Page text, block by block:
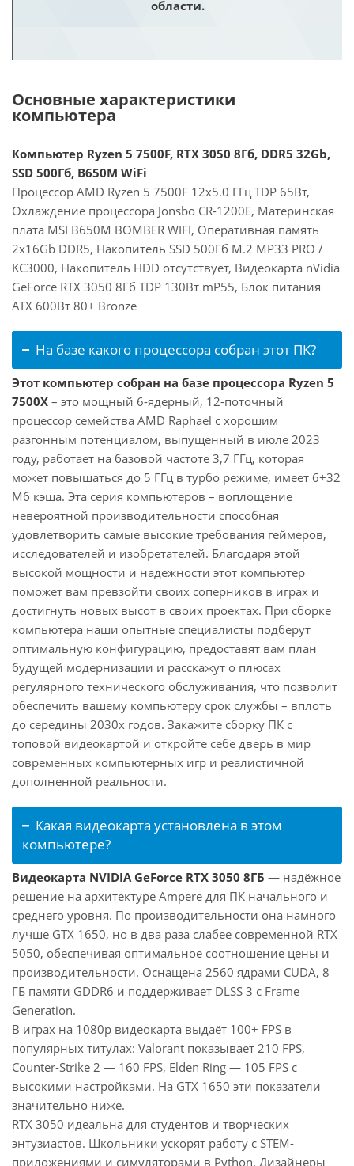
области.
Основные характеристики
компьютера
Компьютер Ryzen 5 7500F, RTX 3050 8Гб, DDR5 32Gb,
SSD 500Гб, B650M WiFi
Процессор AMD Ryzen 5 7500F 12x5.0 ГГц TDP 65Вт,
Охлаждение процессора Jonsbo CR-1200E, Материнская
плата MSI B650M BOMBER WIFI, Оперативная память
2x16Gb DDR5, Накопитель SSD 500Гб M.2 MP33 PRO /
KC3000, Накопитель HDD отсутствует, Видеокарта nVidia
GeForce RTX 3050 8Гб TDP 130Вт mP55, Блок питания
ATX 600Вт 80+ Bronze
На базе какого процессора собран этот ПК?
Этот компьютер собран на базе процессора Ryzen 5
7500X – это мощный 6-ядерный, 12-поточный
процессор семейства AMD Raphael с хорошим
разгонным потенциалом, выпущенный в июле 2023
году, работает на базовой частоте 3,7 ГГц, которая
может повышаться до 5 ГГц в турбо режиме, имеет 6+32
Мб кэша. Эта серия компьютеров – воплощение
невероятной производительности способная
удовлетворить самые высокие требования геймеров,
исследователей и изобретателей. Благодаря этой
высокой мощности и надежности этот компьютер
поможет вам превзойти своих соперников в играх и
достигнуть новых высот в своих проектах. При сборке
компьютера наши опытные специалисты подберут
оптимальную конфигурацию, предоставят вам план
будущей модернизации и расскажут о плюсах
регулярного технического обслуживания, что позволит
обеспечить вашему компьютеру срок службы – вплоть
до середины 2030х годов. Закажите сборку ПК с
топовой видеокартой и откройте себе дверь в мир
современных компьютерных игр и реалистичной
дополненной реальности.
Какая видеокарта установлена в этом
компьютере?
Видеокарта NVIDIA GeForce RTX 3050 8ГБ — надёжное
решение на архитектуре Ampere для ПК начального и
среднего уровня. По производительности она намного
лучше GTX 1650, но в два раза слабее современной RTX
5050, обеспечивая оптимальное соотношение цены и
производительности. Оснащена 2560 ядрами CUDA, 8
ГБ памяти GDDR6 и поддерживает DLSS 3 с Frame
Generation.
В играх на 1080p видеокарта выдаёт 100+ FPS в
популярных титулах: Valorant показывает 210 FPS,
Counter-Strike 2 — 160 FPS, Elden Ring — 105 FPS с
высокими настройками. На GTX 1650 эти показатели
значительно ниже.
RTX 3050 идеальна для студентов и творческих
энтузиастов. Школьники ускорят работу с STEM-
приложениями и симуляторами в Python. Дизайнеры